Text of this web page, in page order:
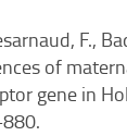
F.,
of
gene in